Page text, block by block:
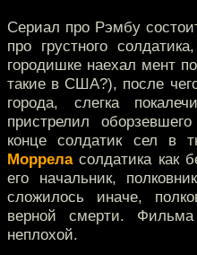
Сериал про Рэмбу
про грустного
городишке наехал мент
такие в США?), после
города, слегка
пристрелил
конце солдатик сел в
Морреласолдатика как
его начальник,
сложилось иначе,
верной смерти.
неплохой.